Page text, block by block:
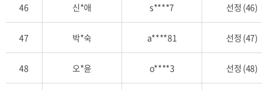
46 신*애 s****7 선정 (46)
47 박*숙 a****81 선정 (47)
48 오*윤 o****3 선정 (48)